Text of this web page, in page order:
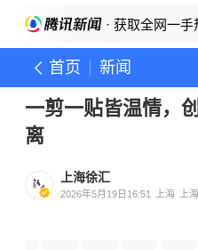
· 获取全网一手
首页 新闻
一剪一贴皆温情，
离
上海徐汇
2026年5月19日16:51 上海 上